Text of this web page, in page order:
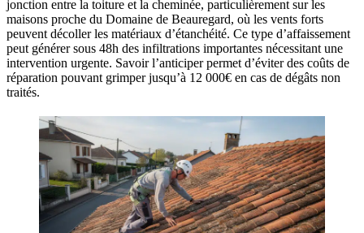
jonction entre la toiture et la cheminée, particulièrement sur les
maisons proche du Domaine de Beauregard, où les vents forts
peuvent décoller les matériaux d’étanchéité. Ce type d’affaissement
peut générer sous 48h des infiltrations importantes nécessitant une
intervention urgente. Savoir l’anticiper permet d’éviter des coûts de
réparation pouvant grimper jusqu’à 12 000€ en cas de dégâts non
traités.